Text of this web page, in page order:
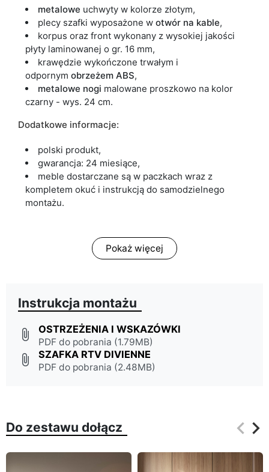
metalowe uchwyty w kolorze złotym,
plecy szafki wyposażone w otwór na kable,
korpus oraz front wykonany z wysokiej jakości
płyty laminowanej o gr. 16 mm,
krawędzie wykończone trwałym i
odpornym obrzeżem ABS,
metalowe nogi malowane proszkowo na kolor
czarny - wys. 24 cm.
Dodatkowe informacje:
polski produkt,
gwarancja: 24 miesiące,
meble dostarczane są w paczkach wraz z
kompletem okuć i instrukcją do samodzielnego
montażu.
Pokaż więcej
Instrukcja montażu
attach_file OSTRZEŻENIA I WSKAZÓWKI
PDF do pobrania (1.79MB)
attach_file SZAFKA RTV DIVIENNE
PDF do pobrania (2.48MB)
Do zestawu dołącz keyboard_arrow_left
keyboard_arrow_right